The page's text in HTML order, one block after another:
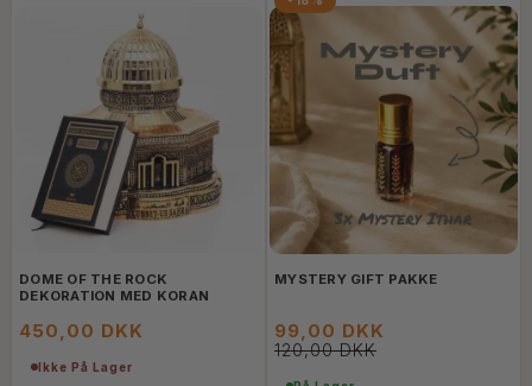
DOME OF THE ROCK
DEKORATION MED KORAN
450,00 DKK
Ikke På Lager
MYSTERY GIFT PAKKE
99,00 DKK
120,00 DKK